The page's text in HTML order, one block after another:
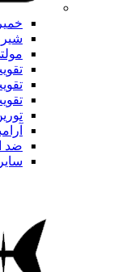
ضد